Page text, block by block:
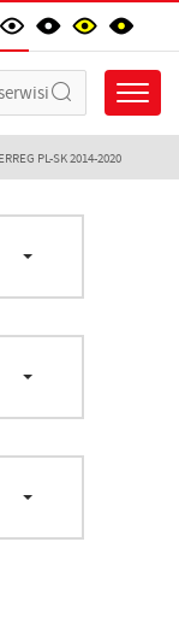
PL-SK 2014-2020